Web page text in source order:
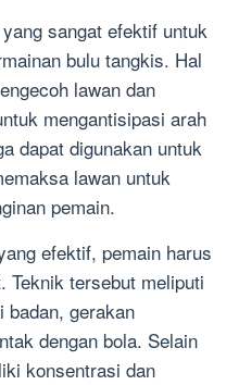
sangat efektif untuk
bulu tangkis. Hal
lawan dan
mengantisipasi arah
dapat digunakan untuk
lawan untuk
pemain.
efektif, pemain harus
Teknik tersebut meliputi
badan, gerakan
dengan bola. Selain
konsentrasi dan